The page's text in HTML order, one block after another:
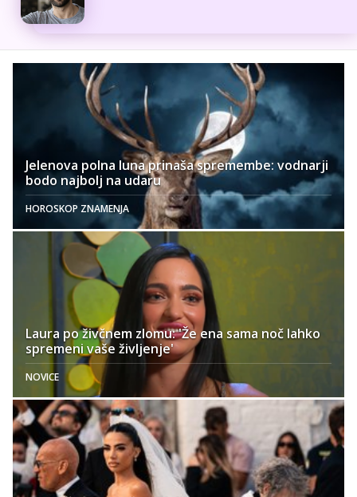
Jelenova polna luna prinaša spremembe: vodnarji
bodo najbolj na udaru
HOROSKOP ZNAMENJA
Laura po živčnem zlomu: 'Že ena sama noč lahko
spremeni vaše življenje'
NOVICE